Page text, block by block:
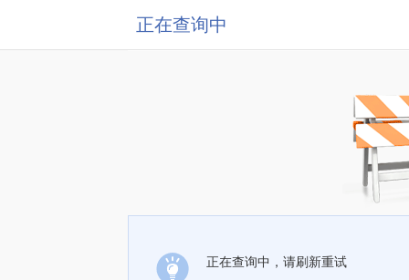
正在查询中
正在查询中，请刷新重试